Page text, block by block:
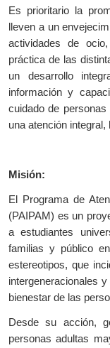
Es prioritario la
lleven a un
actividades de
práctica de las
un desarrollo
información y
cuidado de
una atención
Misión:
El Programa de
(PAIPAM) es un
a estudiantes
familias y público
estereotipos, que
intergeneracionales
bienestar de las
Desde su acción,
personas adultas